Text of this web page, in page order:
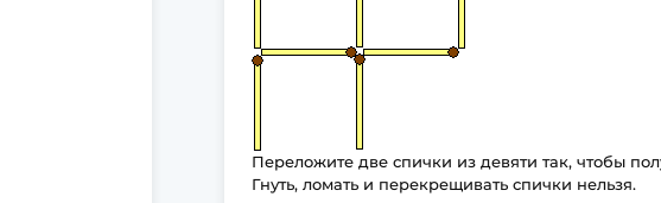
Переложите две спички из девяти так, чтобы
Гнуть, ломать и перекрещивать спички нельзя.